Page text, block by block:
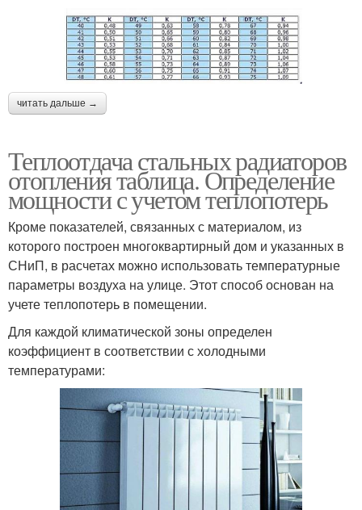
читать дальше →
Теплоотдача стальных радиаторов
отопления таблица. Определение
мощности с учетом теплопотерь
Кроме показателей, связанных с материалом, из
которого построен многоквартирный дом и указанных в
СНиП, в расчетах можно использовать температурные
параметры воздуха на улице. Этот способ основан на
учете теплопотерь в помещении.
Для каждой климатической зоны определен
коэффициент в соответствии с холодными
температурами: